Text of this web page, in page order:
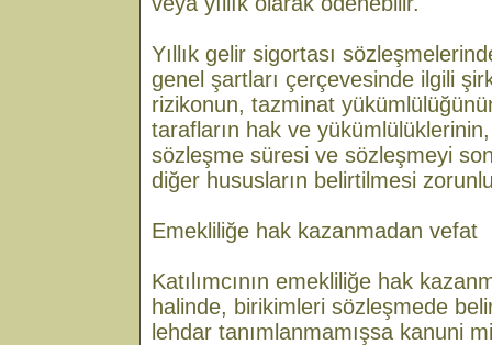
Yıllık gelir sigortası
genel şartları çerçevesinde ilgili
rizikonun, tazminat
tarafların hak ve
sözleşme süresi ve sözleşmeyi
diğer hususların belirtilmesi
Emekliliğe hak kazanmadan vefat
Katılımcının emekliliğe hak
halinde, birikimleri sözleşmede
lehdar tanımlanmamışsa kanuni